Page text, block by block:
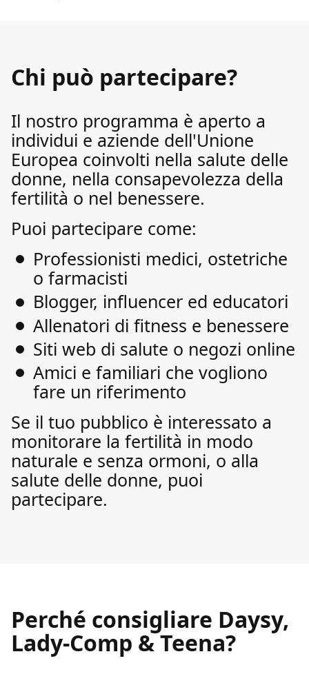
Chi può partecipare?
Il nostro programma è aperto a
individui e aziende dell'Unione
Europea coinvolti nella salute delle
donne, nella consapevolezza della
fertilità o nel benessere.
Puoi partecipare come:
Professionisti medici, ostetriche
o farmacisti
Blogger, influencer ed educatori
Allenatori di fitness e benessere
Siti web di salute o negozi online
Amici e familiari che vogliono
fare un riferimento
Se il tuo pubblico è interessato a
monitorare la fertilità in modo
naturale e senza ormoni, o alla
salute delle donne, puoi
partecipare.
Perché consigliare Daysy,
Lady-Comp & Teena?